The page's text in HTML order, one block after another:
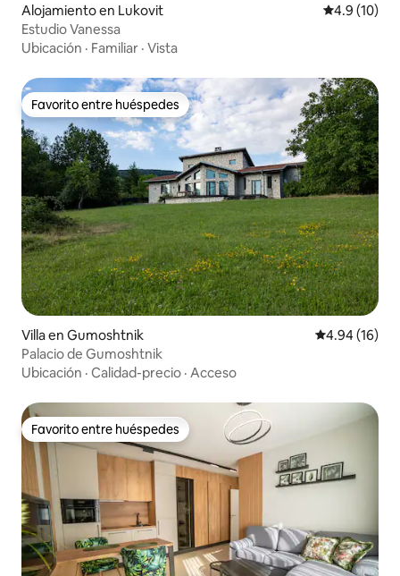
Alojamiento en Lukovit Calificación
4.9 (10)
Estudio Vanessa
Ubicación · Familiar · Vista
Favorito entre huéspedes
Favorito entre huéspedes
Villa en Gumoshtnik Calificación
4.94 (16)
Palacio de Gumoshtnik
Ubicación · Calidad-precio · Acceso
Favorito entre huéspedes
Favorito entre huéspedes